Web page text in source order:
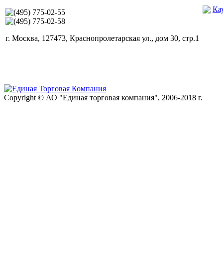
г. Москва, 127473, Краснопролетарская ул., дом 30, стр.1
Copyright © АО "Единая торговая компания", 2006-2018 г.